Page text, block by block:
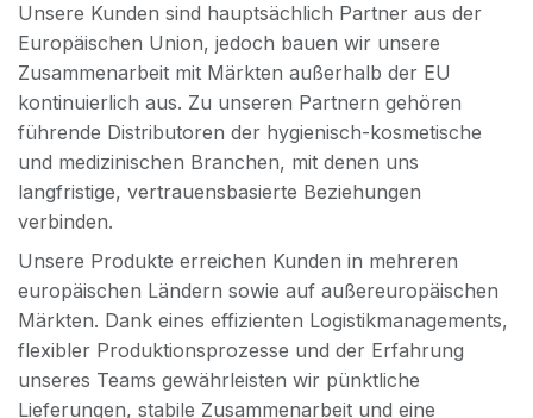
Unsere Kunden sind hauptsächlich Partner aus der
Europäischen Union, jedoch bauen wir unsere
Zusammenarbeit mit Märkten außerhalb der EU
kontinuierlich aus. Zu unseren Partnern gehören
führende Distributoren der hygienisch-kosmetische
und medizinischen Branchen, mit denen uns
langfristige, vertrauensbasierte Beziehungen
verbinden.
Unsere Produkte erreichen Kunden in mehreren
europäischen Ländern sowie auf außereuropäischen
Märkten. Dank eines effizienten Logistikmanagements,
flexibler Produktionsprozesse und der Erfahrung
unseres Teams gewährleisten wir pünktliche
Lieferungen, stabile Zusammenarbeit und eine